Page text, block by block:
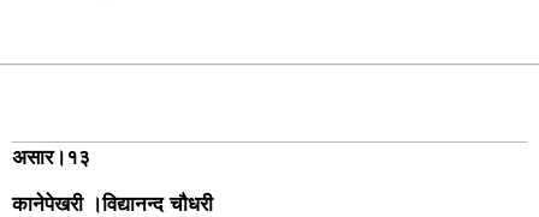
असार।१३
कानेपेखरी ।विद्यानन्द चौधरी